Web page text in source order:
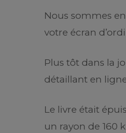
Nous sommes
votre écran
Plus tôt dans la
détaillant en
Le livre était
un rayon de 160